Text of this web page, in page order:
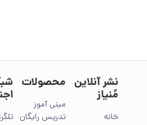
نشر آنلاین
مُنیاز
خانه
محصولات
مینی آموز
تدریس رایگان